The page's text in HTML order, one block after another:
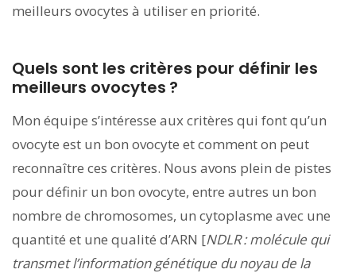
meilleurs ovocytes à utiliser en priorité.
Quels sont les critères pour définir les
meilleurs ovocytes ?
Mon équipe s’intéresse aux critères qui font qu’un
ovocyte est un bon ovocyte et comment on peut
reconnaître ces critères. Nous avons plein de pistes
pour définir un bon ovocyte, entre autres un bon
nombre de chromosomes, un cytoplasme avec une
quantité et une qualité d’ARN [NDLR : molécule qui
transmet l’information génétique du noyau de la